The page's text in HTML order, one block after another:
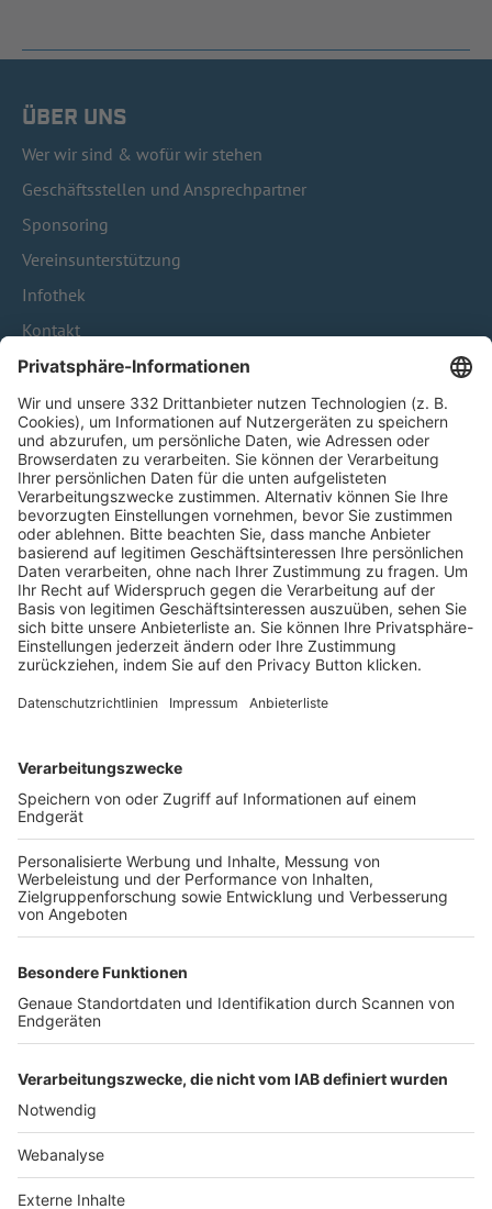
ÜBER UNS
Wer wir sind & wofür wir stehen
Geschäftsstellen und Ansprechpartner
Sponsoring
Vereinsunterstützung
Infothek
Kontakt
HÄUFIG BESUCHTE SEITEN
Pässe und Vereinswechsel
Trainerausbildung
Schulungsangebot Vereinsmitarbeiter
BFV-Geschäftsstellen
Trainerbörse
Login SpielPlus
FOLGE DEM BFV
TOP-VEREINE
TOP-PARTNER
Nutzungsbedingungen Datenschutz Impressum